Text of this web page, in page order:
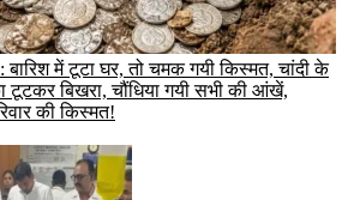
में टूटा घर, तो चमक गयी किस्मत, चांदी के
टूटकर बिखरा, चौंधिया गयी सभी की आंखें,
की किस्मत!